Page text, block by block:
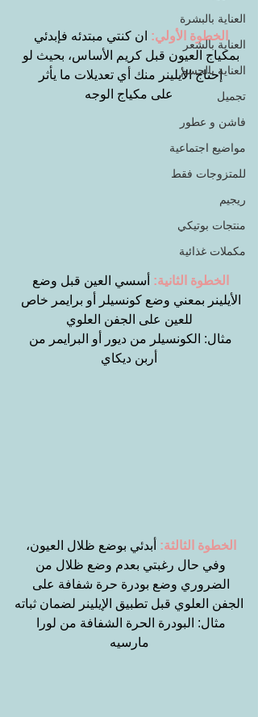
العناية بالبشرة
العناية بالشعر
العناية بالجسم
تجميل
فاشن و عطور
مواضيع اجتماعية
للمتزوجات فقط
ريجيم
منتجات بوتيكي
مكملات غذائية
الخطوة الأولي: ان كنتي مبتدئه فإبدئي
بمكياج العيون قبل كريم الأساس، بحيث لو
إحتاج الأيلينر منك أي تعديلات ما يأثر
على مكياج الوجه
الخطوة الثانية: أسسي العين قبل وضع
الأيلينر بمعني وضع كونسيلر أو برايمر خاص
للعين على الجفن العلوي
مثال: الكونسيلر من ديور أو البرايمر من
أربن ديكاي
الخطوة الثالثة: أبدئي بوضع ظلال العيون،
وفي حال رغبتي بعدم وضع ظلال من
الضروري وضع بودرة حرة شفافة على
الجفن العلوي قبل تطبيق الإيلينر لضمان ثباته
مثال: البودرة الحرة الشفافة من لورا
مارسيه